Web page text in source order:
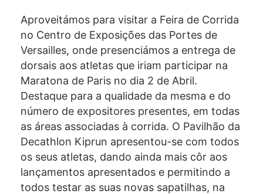
Aproveitámos para visitar a Feira de Corrida
no Centro de Exposições das Portes de
Versailles, onde presenciámos a entrega de
dorsais aos atletas que iriam participar na
Maratona de Paris no dia 2 de Abril.
Destaque para a qualidade da mesma e do
número de expositores presentes, em todas
as áreas associadas à corrida. O Pavilhão da
Decathlon Kiprun apresentou-se com todos
os seus atletas, dando ainda mais côr aos
lançamentos apresentados e permitindo a
todos testar as suas novas sapatilhas, na